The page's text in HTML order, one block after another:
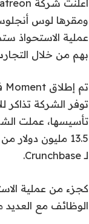
عملية الاستحواذ
بهم من خلال
توفر الشركة تذاكر
تأسيسها، عملت
لـ Crunchbase.
الوظائف مع